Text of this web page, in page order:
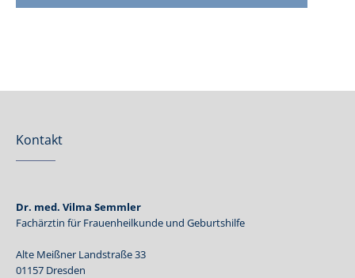
Kontakt
Dr. med. Vilma Semmler
Fachärztin für Frauenheilkunde und Geburtshilfe
Alte Meißner Landstraße 33
01157 Dresden